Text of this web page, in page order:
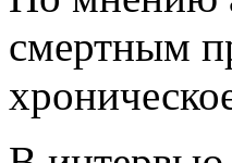
смертным